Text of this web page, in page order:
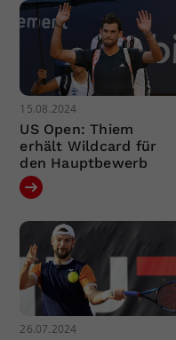
15.08.2024
US Open: Thiem
erhält Wildcard für
den Hauptbewerb
26.07.2024